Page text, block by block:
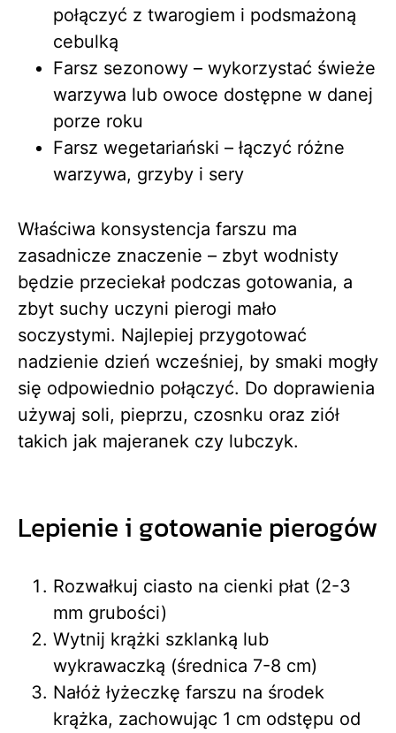
połączyć z twarogiem i podsmażoną
cebulką
Farsz sezonowy – wykorzystać świeże
warzywa lub owoce dostępne w danej
porze roku
Farsz wegetariański – łączyć różne
warzywa, grzyby i sery
Właściwa konsystencja farszu ma
zasadnicze znaczenie – zbyt wodnisty
będzie przeciekał podczas gotowania, a
zbyt suchy uczyni pierogi mało
soczystymi. Najlepiej przygotować
nadzienie dzień wcześniej, by smaki mogły
się odpowiednio połączyć. Do doprawienia
używaj soli, pieprzu, czosnku oraz ziół
takich jak majeranek czy lubczyk.
Lepienie i gotowanie pierogów
Rozwałkuj ciasto na cienki płat (2-3
mm grubości)
Wytnij krążki szklanką lub
wykrawaczką (średnica 7-8 cm)
Nałóż łyżeczkę farszu na środek
krążka, zachowując 1 cm odstępu od